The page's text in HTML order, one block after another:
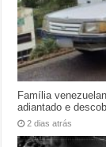
Família
adiantado e
2 dias atrás